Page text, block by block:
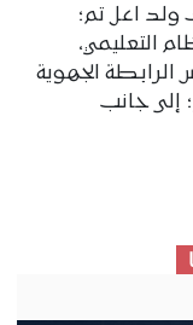
ولد اعل تم؛
التعليمي،
الجهوية
إلى جانب